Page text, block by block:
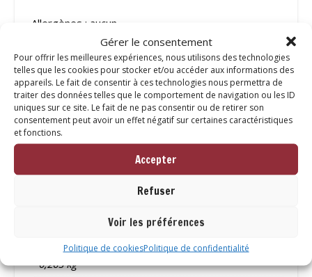
Gérer le consentement
Pour offrir les meilleures expériences, nous utilisons des technologies
telles que les cookies pour stocker et/ou accéder aux informations des
appareils. Le fait de consentir à ces technologies nous permettra de
traiter des données telles que le comportement de navigation ou les ID
uniques sur ce site. Le fait de ne pas consentir ou de retirer son
consentement peut avoir un effet négatif sur certaines caractéristiques
et fonctions.
Accepter
Refuser
Voir les préférences
Politique de cookiesPolitique de confidentialité
Allergènes : aucun
Catégorie :Charcuterie
Informations complémentaires
Informations
complémentaires
Poids
0,265 kg